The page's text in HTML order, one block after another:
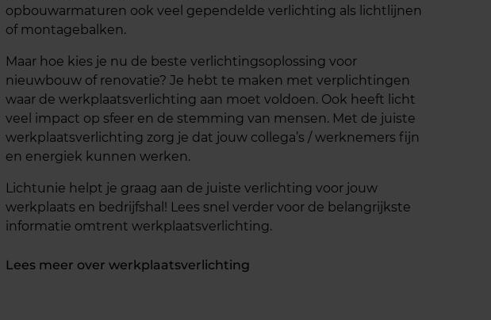
opbouwarmaturen ook veel gependelde verlichting als lichtlijnen
of montagebalken.
Maar hoe kies je nu de beste verlichtingsoplossing voor
nieuwbouw of renovatie? Je hebt te maken met verplichtingen
waar de werkplaatsverlichting aan moet voldoen. Ook heeft licht
veel impact op sfeer en de stemming van mensen. Met de juiste
werkplaatsverlichting zorg je dat jouw collega’s / werknemers fijn
en energiek kunnen werken.
Lichtunie helpt je graag aan de juiste verlichting voor jouw
werkplaats en bedrijfshal! Lees snel verder voor de belangrijkste
informatie omtrent werkplaatsverlichting.
Lees meer over werkplaatsverlichting